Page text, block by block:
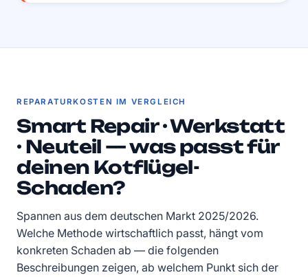
REPARATURKOSTEN IM VERGLEICH
Smart Repair · Werkstatt
· Neuteil — was passt für
deinen Kotflügel-
Schaden?
Spannen aus dem deutschen Markt 2025/2026.
Welche Methode wirtschaftlich passt, hängt vom
konkreten Schaden ab — die folgenden
Beschreibungen zeigen, ab welchem Punkt sich der